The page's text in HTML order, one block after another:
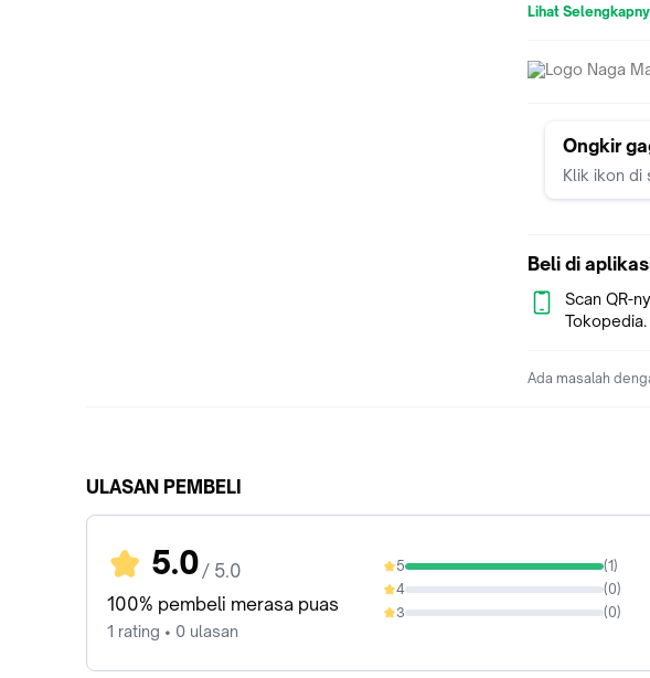
- Max. Seq.
Catatan;
Sampai
- Garansi bisa
tidak Retak
LAPTOP ANDA
Lihat
Ongkir
Klik ikon di
Beli di
Scan QR-
Ada masalah
ULASAN PEMBELI
5.0 / 5.0
100% pembeli merasa puas
1 rating • 0 ulasan
5 (1)
100%
4 (0)
0%
3 (0)
0%